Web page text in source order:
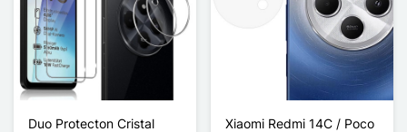
Duo Protecton Cristal
Xiaomi Redmi 14C / Poco